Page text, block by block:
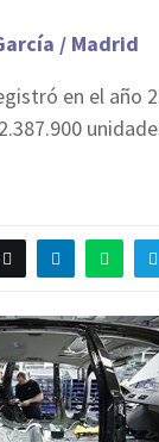
/ Madrid
en el año